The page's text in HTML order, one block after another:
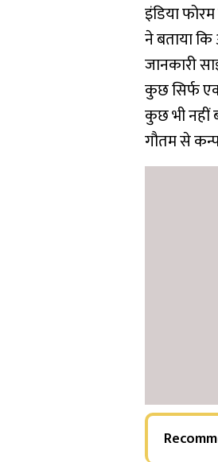
इंडिया
ने बताया
जानकारी
कुछ सिर्फ
कुछ भी नहीं
गौतम से